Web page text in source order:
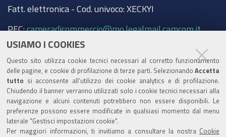
USIAMO I COOKIES
Questo sito utilizza cookie tecnici necessari al corretto funzionamento
delle pagine, e cookie di profilazione di terze parti. Selezionando Accetta
tutto si acconsente all’utilizzo dei cookie analytics e di profilazione.
Chiudendo il banner verranno utilizzati solo i cookie tecnici necessari alla
navigazione e alcuni contenuti potrebbero non essere disponibili. Le
preferenze possono essere modificate in qualsiasi momento dal menu
laterale "Gestisci impostazioni cookie".
Per maggiori informazioni, ti invitiamo a consultare la nostra Cookie
Fatt. elettronica - Cod. univoco: XECKYI
PEC:cameradicommercio@mo.legalmail.camcom.it
Trasparenza
Amministrazione trasparente
Albo Camerale
Pubblicità Legale
Area riservata Amministratori